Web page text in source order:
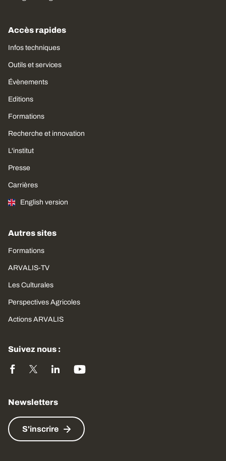
Accès rapides
Infos techniques
Outils et services
Évènements
Editions
Formations
Recherche et innovation
L'institut
Presse
Carrières
English version
Autres sites
Formations
ARVALIS-TV
Les Culturales
Perspectives Agricoles
Actions ARVALIS
Suivez nous :
Newsletters
S'inscrire